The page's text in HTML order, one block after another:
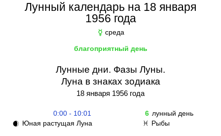
Лунный календарь на 18 января
1956 года
☿ среда
благоприятный день
Лунные дни. Фазы Луны.
Луна в знаках зодиака
18 января 1956 года
0:00 - 10:01 6 лунный день
🌒 Юная растущая Луна ♓ Рыбы